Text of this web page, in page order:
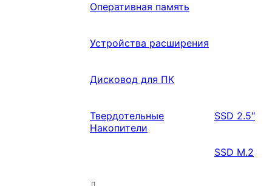
Оперативная память
Устройства расширения
Дисковод для ПК
Твердотельные
Накопители
SSD 2.5″
SSD M.2